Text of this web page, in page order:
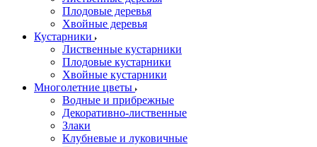
Плодовые деревья
Хвойные деревья
Кустарники
Лиственные кустарники
Плодовые кустарники
Хвойные кустарники
Многолетние цветы
Водные и прибрежные
Декоративно-лиственные
Злаки
Клубневые и луковичные